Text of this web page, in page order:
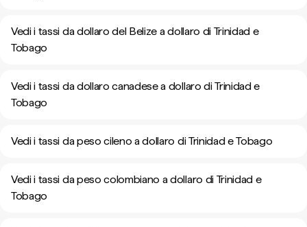
Vedi i tassi da dollaro del Belize a dollaro di Trinidad e
Tobago
Vedi i tassi da dollaro canadese a dollaro di Trinidad e
Tobago
Vedi i tassi da peso cileno a dollaro di Trinidad e Tobago
Vedi i tassi da peso colombiano a dollaro di Trinidad e
Tobago